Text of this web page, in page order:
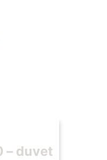
– duvet